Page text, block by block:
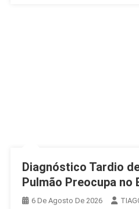
Diagnóstico Tardio
Pulmão Preocupa no
6 De Agosto De 2026